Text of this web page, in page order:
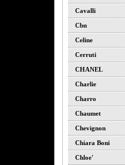
Cavalli
Cbn
Celine
Cerruti
CHANEL
Charlie
Charro
Chaumet
Chevignon
Chiara Boni
Chloe'